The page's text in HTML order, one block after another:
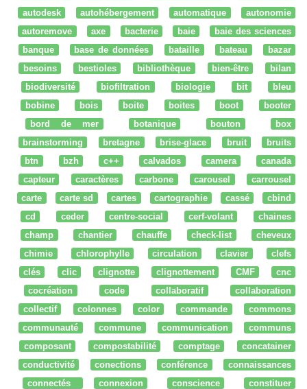
autodesk
autohébergement automatique
autonomie
autoremove
axe bacterie baie
baie des sciences
banque
base de données bataille bateau
bazar
besoins
bestioles bibliothèque bien-être
bilan
biodiversité
biofiltration biologie bit
bleu
bobine
bois boite boites boot
booter
bord de mer
botanique bouton
box
brainstorming
bretagne brise-glace bruit
bruits
btn
bzh c++ calvados camera
canada
capteur
caractères carbone carousel
carrousel
carte
carte sd cartes cartographie cassé
cbind
cd
ceder centre-social cerf-volant
chaines
champ
chantier chauffe check-list
cheveux
chimie
chlorophylle circulation clavier
clefs
clés
clic clignotte clignottement CMF
cnc
cocréation
code collaboratif
collaboration
collectif
colonnes color commande
commons
communauté
commune communication
communs
composant
compostabilité comptage
concatainer
conductivité
conections conférence
connaissances
connectés
connexion conscience
constituer